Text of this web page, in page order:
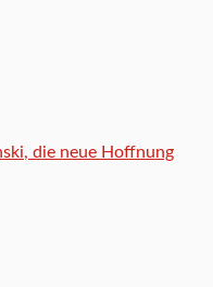
die neue Hoffnung